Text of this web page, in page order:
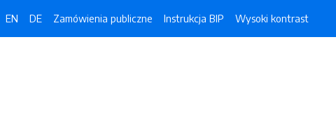
EN DE Zamówienia publiczne Instrukcja BIP Wysoki kontrast